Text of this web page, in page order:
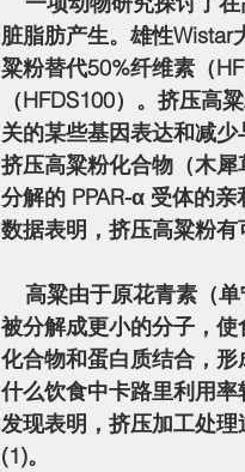
脏脂肪产生。雄性Wistar
粱粉替代50%纤维素（
（HFDS100）。挤压高
关的某些基因表达和减
挤压高粱粉化合物（木
分解的 PPAR-α 受体的
数据表明，挤压高粱粉
被分解成更小的分子，
化合物和蛋白质结合，
什么饮食中卡路里利用
发现表明，挤压加工处
(1)。